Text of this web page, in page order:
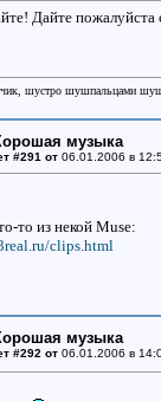
Дайте пожалуйста
шустро шушпальцами
музыка
#291 от06.01.2006 в
то из некой Muse:
clips.html
музыка
#292 от06.01.2006 в